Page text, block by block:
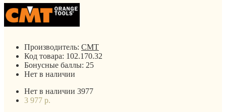
Производитель: CMT
Код товара: 102.170.32
Бонусные баллы: 25
Нет в наличии
Нет в наличии 3977
3 977 р.